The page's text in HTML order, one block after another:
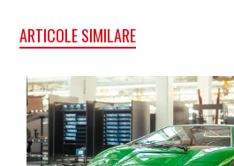
ARTICOLE SIMILARE